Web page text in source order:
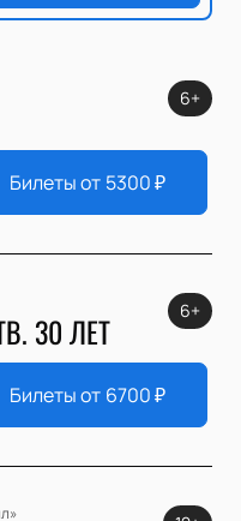
6+
Билеты от 5300₽
30 ЛЕТ 6+
Билеты от 6700₽